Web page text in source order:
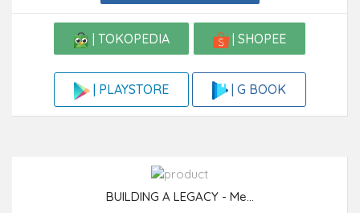
| TOKOPEDIA | SHOPEE
| PLAYSTORE | G BOOK
BUILDING A LEGACY - Me...